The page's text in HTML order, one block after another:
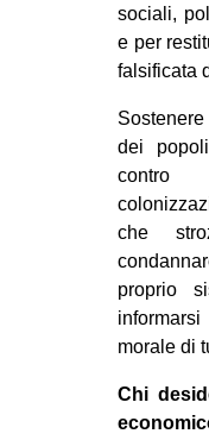
sociali,
e per
falsificata
dei
contro
che
proprio
morale di
Chi